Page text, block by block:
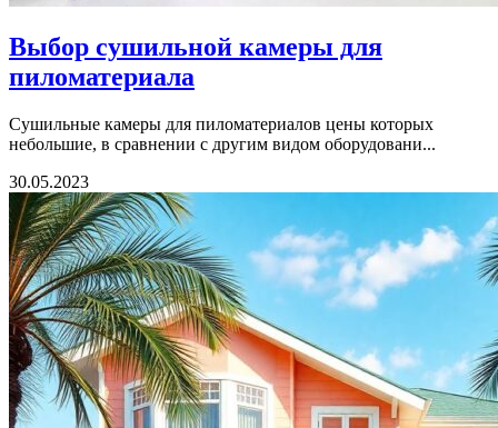
Выбор сушильной камеры для
пиломатериала
Сушильные камеры для пиломатериалов цены которых
небольшие, в сравнении с другим видом оборудовани...
30.05.2023